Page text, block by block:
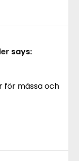
says:
för mässa och